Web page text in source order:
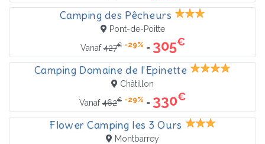
Camping des Pêcheurs
Pont-de-Poitte
Vanaf427€ -29% = 305€
Camping Domaine de l'Epinette
Châtillon
Vanaf462€ -29% = 330€
Flower Camping les 3 Ours
Montbarrey